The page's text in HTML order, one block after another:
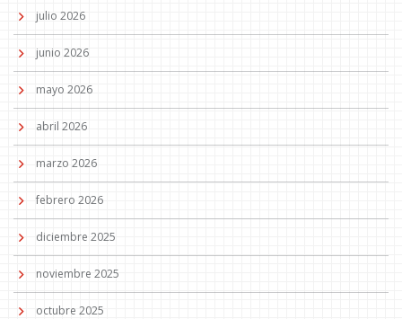
julio 2026
junio 2026
mayo 2026
abril 2026
marzo 2026
febrero 2026
diciembre 2025
noviembre 2025
octubre 2025